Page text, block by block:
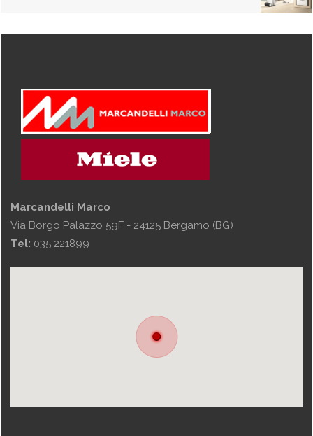
Marcandelli Marco
Via Borgo Palazzo 59F - 24125 Bergamo (BG)
Tel: 035 221899